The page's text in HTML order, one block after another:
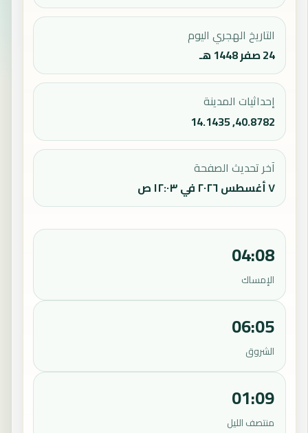
التاريخ الهجري اليوم
24 صفر 1448 هـ
إحداثيات المدينة
40.8782, 14.1435
آخر تحديث الصفحة
٧ أغسطس ٢٠٢٦ في ١٢:٠٣ ص
04:08
الإمساك
06:05
الشروق
01:09
منتصف الليل